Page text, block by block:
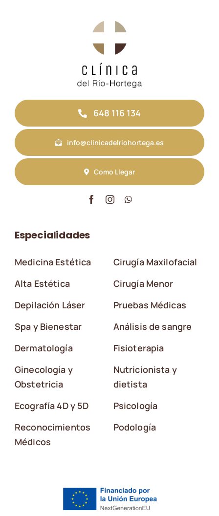
648 116 134
info@clinicadelriohortega.es
Como Llegar
Especialidades
Medicina Estética
Alta Estética
Depilación Láser
Spa y Bienestar
Dermatología
Ginecología y
Obstetricia
Ecografía 4D y 5D
Reconocimientos
Médicos
Cirugía Maxilofacial
Cirugía Menor
Pruebas Médicas
Análisis de sangre
Fisioterapia
Nutricionista y
dietista
Psicología
Podología